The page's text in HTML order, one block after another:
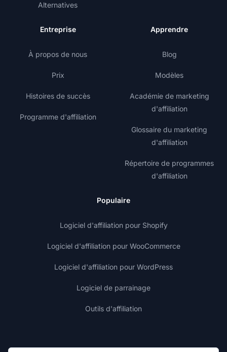
Alternatives
Entreprise
À propos de nous
Prix
Histoires de succès
Programme d'affiliation
Apprendre
Blog
Modèles
Académie de marketing
d'affiliation
Glossaire du marketing
d'affiliation
Répertoire de programmes
d'affiliation
Populaire
Logiciel d'affiliation pour Shopify
Logiciel d'affiliation pour WooCommerce
Logiciel d'affiliation pour WordPress
Logiciel de parrainage
Outils d'affiliation